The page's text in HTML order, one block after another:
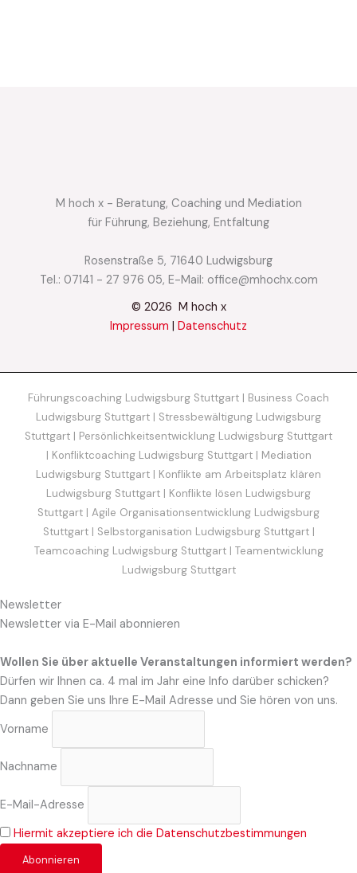
M hoch x - Beratung, Coaching und Mediation
für Führung, Beziehung, Entfaltung
Rosenstraße 5, 71640 Ludwigsburg​
Tel.: 07141 - 27 976 05, E-Mail: office@mhochx.com
© 2026 M hoch x
Impressum | Datenschutz
Führungscoaching Ludwigsburg Stuttgart | Business Coach
Ludwigsburg Stuttgart | Stressbewältigung Ludwigsburg
Stuttgart | Persönlichkeitsentwicklung Ludwigsburg Stuttgart
| Konfliktcoaching Ludwigsburg Stuttgart| Mediation
Ludwigsburg Stuttgart | Konflikte am Arbeitsplatz klären
Ludwigsburg Stuttgart | Konflikte lösen Ludwigsburg
Stuttgart | Agile Organisationsentwicklung Ludwigsburg
Stuttgart| Selbstorganisation Ludwigsburg Stuttgart|
Teamcoaching Ludwigsburg Stuttgart| Teamentwicklung
Ludwigsburg Stuttgart
Newsletter
Newsletter via E-Mail abonnieren
Wollen Sie über aktuelle Veranstaltungen informiert werden?
Dürfen wir Ihnen ca. 4 mal im Jahr eine Info darüber schicken?
Dann geben Sie uns Ihre E-Mail Adresse und Sie hören von uns.
Vorname
Nachname
E-Mail-Adresse
Hiermit akzeptiere ich die Datenschutzbestimmungen